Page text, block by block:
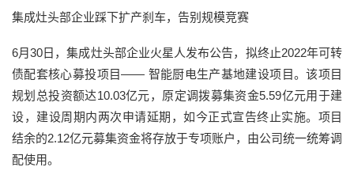
集成灶头部企业踩下扩产刹车，告别规模竞赛
6月30日，集成灶头部企业火星人发布公告，拟终止2022年可转
债配套核心募投项目—— 智能厨电生产基地建设项目。该项目
规划总投资额达10.03亿元，原定调拨募集资金5.59亿元用于建
设，建设周期内两次申请延期，如今正式宣告终止实施。项目
结余的2.12亿元募集资金将存放于专项账户，由公司统一统筹调
配使用。